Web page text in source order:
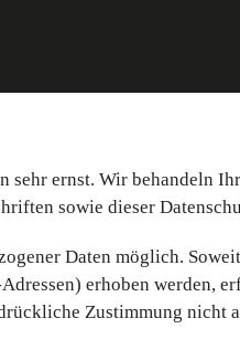
ernst. Wir behandeln
sowie dieser
Daten möglich.
erhoben werden,
Zustimmung nicht